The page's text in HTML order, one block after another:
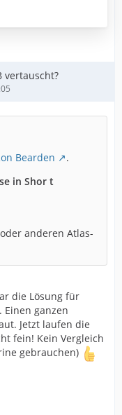
vertauscht?
Bearden
.
in Shor t
anderen Atlas-
die Lösung für
Einen ganzen
Jetzt laufen die
fein! Kein Vergleich
gebrauchen)